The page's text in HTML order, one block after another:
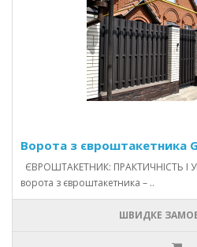
Ворота з євроштакетника
ЄВРОШТАКЕТНИК: ПРАКТИЧНІСТЬ І
ворота з євроштакетника – ..
ШВИДКЕ